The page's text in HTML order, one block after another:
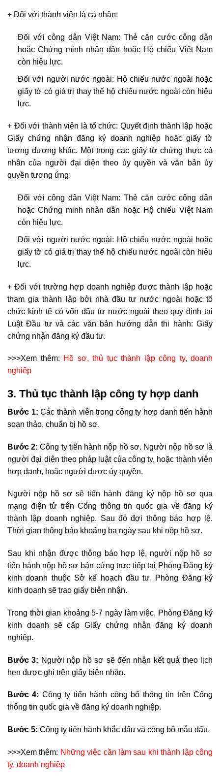
+ Đối với thành viên là cá nhân:
Đối với công dân Việt Nam: Thẻ căn cước công dân
hoặc Chứng minh nhân dân hoặc Hộ chiếu Việt Nam
còn hiệu lực.
Đối với người nước ngoài: Hộ chiếu nước ngoài hoặc
giấy tờ có giá trị thay thế hộ chiếu nước ngoài còn hiệu
lực.
+ Đối với thành viên là tổ chức: Quyết định thành lập hoặc
Giấy chứng nhận đăng ký doanh nghiệp hoặc giấy tờ
tương đương khác. Một trong các giấy tờ chứng thực cá
nhân của người đại diện theo ủy quyền và văn bản ủy
quyền tương ứng:
Đối với công dân Việt Nam: Thẻ căn cước công dân
hoặc Chứng minh nhân dân hoặc Hộ chiếu Việt Nam
còn hiệu lực.
Đối với người nước ngoài: Hộ chiếu nước ngoài hoặc
giấy tờ có giá trị thay thế hộ chiếu nước ngoài còn hiệu
lực.
+ Đối với trường hợp doanh nghiệp được thành lập hoặc
tham gia thành lập bởi nhà đầu tư nước ngoài hoặc tổ
chức kinh tế có vốn đầu tư nước ngoài theo quy định tại
Luật Đầu tư và các văn bản hướng dẫn thi hành: Giấy
chứng nhận đăng ký đầu tư.
>>>Xem thêm: Hồ sơ, thủ tục thành lập công ty, doanh
nghiệp
3. Thủ tục thành lập công ty hợp danh
Bước 1: Các thành viên trong công ty hợp danh tiến hành
soạn thảo, chuẩn bị hồ sơ.
Bước 2: Công ty tiến hành nộp hồ sơ. Người nộp hồ sơ là
người đại diện theo pháp luật của công ty, hoặc thành viên
hợp danh, hoặc người được ủy quyền.
Người nộp hồ sơ sẽ tiến hành đăng ký nộp hồ sơ qua
mạng điện tử trên Cổng thông tin quốc gia về đăng ký
thành lập doanh nghiệp. Sau đó đợi thông báo hợp lệ.
Thời gian thông báo khoảng ba ngày sau khi nộp hồ sơ.
Sau khi nhận được thông báo hợp lệ, người nộp hồ sơ
tiến hành nộp hồ sơ bản cứng trực tiếp tại Phòng Đăng ký
kinh doanh thuộc Sở kế hoạch đầu tư. Phòng Đăng ký
kinh doanh sẽ trao giấy biên nhận.
Trong thời gian khoảng 5-7 ngày làm việc, Phòng Đăng ký
kinh doanh sẽ cấp Giấy chứng nhận đăng ký doanh
nghiệp.
Bước 3: Người nộp hồ sơ sẽ đến nhận kết quả theo lịch
hẹn được ghi trên giấy biên nhận.
Bước 4: Công ty tiến hành công bố thông tin trên Cổng
thông tin quốc gia về đăng ký doanh nghiệp.
Bước 5: Công ty tiến hành khắc dấu và công bố mẫu dấu.
>>>Xem thêm: Những việc cần làm sau khi thành lập công
ty, doanh nghiệp